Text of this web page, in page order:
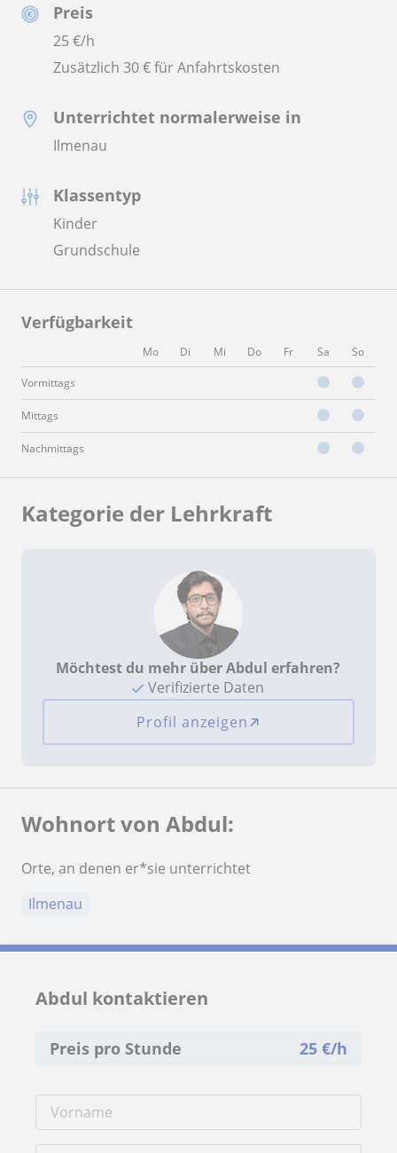
Preis
25€/h
Zusätzlich 30 € für Anfahrtskosten
Unterrichtet normalerweise in
Ilmenau
Klassentyp
Kinder
Grundschule
Verfügbarkeit
Mo Di Mi Do Fr Sa So
Vormittags
Mittags
Nachmittags
Kategorie der Lehrkraft
Möchtest du mehr über Abdul erfahren?
Verifizierte Daten
Profil anzeigen
Wohnort von Abdul:
Orte, an denen er*sie unterrichtet
Ilmenau
Abdul kontaktieren
Preis pro Stunde 25€/h